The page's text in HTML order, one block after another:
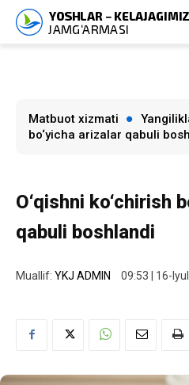
Matbuot xizmati
bo‘yicha arizalar qabuli
O‘qishni ko‘chirish
qabuli boshlandi
Muallif: YKJ ADMIN 09:53 | 16-